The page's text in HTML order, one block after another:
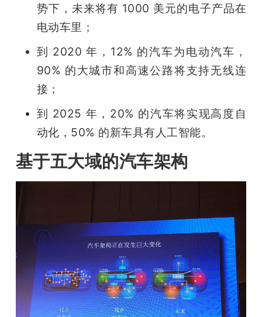
势下，未来将有 1000 美元的电子产品在
电动车里；
到 2020 年，12% 的汽车为电动汽车，
90% 的大城市和高速公路将支持无线连
接；
到 2025 年，20% 的汽车将实现高度自
动化，50% 的新车具有人工智能。
基于五大域的汽车架构